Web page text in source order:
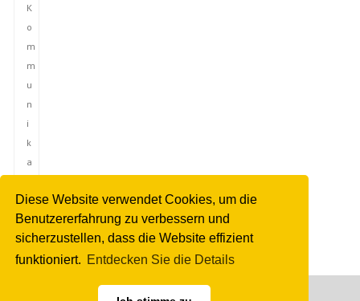
Diese Website verwendet Cookies, um die
Benutzererfahrung zu verbessern und
sicherzustellen, dass die Website effizient
funktioniert. Entdecken Sie die Details
K
o
m
m
u
n
i
k
a
i
o
n